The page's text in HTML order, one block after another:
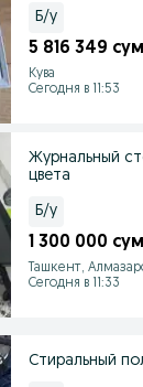
Б/у
5 816 349 сум
Кува
Сегодня в 11:53
Журнальный
цвета
Б/у
1 300 000 сум
Ташкент,
Сегодня в 11:33
Стиральный